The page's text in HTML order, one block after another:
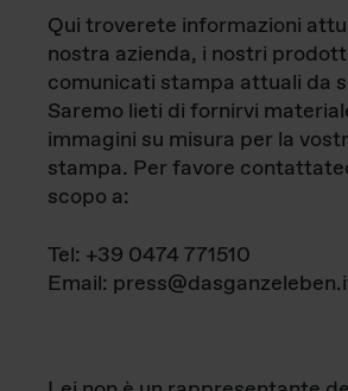
Qui troverete informazioni
nostra azienda, i nostri
comunicati stampa attuali da
Saremo lieti di fornirvi
immagini su misura per la
stampa. Per favore
scopo a:
Tel: +39 0474 771510
Email: